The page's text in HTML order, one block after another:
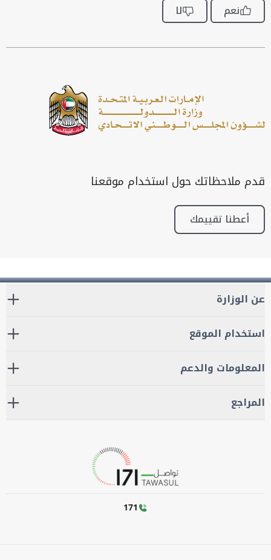
نعم لا
قدم ملاحظاتك حول استخدام موقعنا
أعطنا تقييمك
عن الوزارة
استخدام الموقع
المعلومات والدعم
المراجع
171